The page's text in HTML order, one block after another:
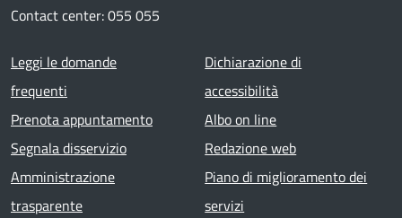
Contact center: 055 055
Footer menu
Leggi le domande
frequenti
Prenota appuntamento
Segnala disservizio
Amministrazione
trasparente
Dichiarazione di
accessibilità
Albo on line
Redazione web
Piano di miglioramento dei
servizi